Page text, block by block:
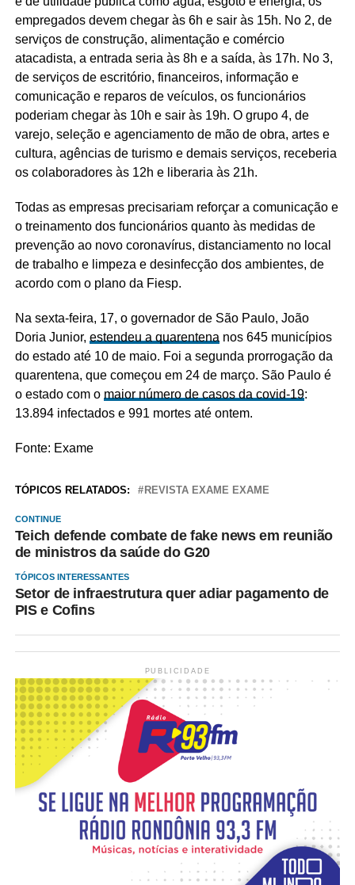
empregados devem chegar às 6h e sair às 15h. No 2, de
serviços de construção, alimentação e comércio
atacadista, a entrada seria às 8h e a saída, às 17h. No 3,
de serviços de escritório, financeiros, informação e
comunicação e reparos de veículos, os funcionários
poderiam chegar às 10h e sair às 19h. O grupo 4, de
varejo, seleção e agenciamento de mão de obra, artes e
cultura, agências de turismo e demais serviços, receberia
os colaboradores às 12h e liberaria às 21h.
Todas as empresas precisariam reforçar a comunicação e
o treinamento dos funcionários quanto às medidas de
prevenção ao novo coronavírus, distanciamento no local
de trabalho e limpeza e desinfecção dos ambientes, de
acordo com o plano da Fiesp.
Na sexta-feira, 17, o governador de São Paulo, João
Doria Junior, estendeu a quarentena nos 645 municípios
do estado até 10 de maio. Foi a segunda prorrogação da
quarentena, que começou em 24 de março. São Paulo é
o estado com o maior número de casos da covid-19:
13.894 infectados e 991 mortes até ontem.
Fonte: Exame
TÓPICOS RELATADOS: REVISTA EXAME EXAME
CONTINUE
Teich defende combate de fake news em reunião
de ministros da saúde do G20
TÓPICOS INTERESSANTES
Setor de infraestrutura quer adiar pagamento de
PIS e Cofins
PUBLICIDADE